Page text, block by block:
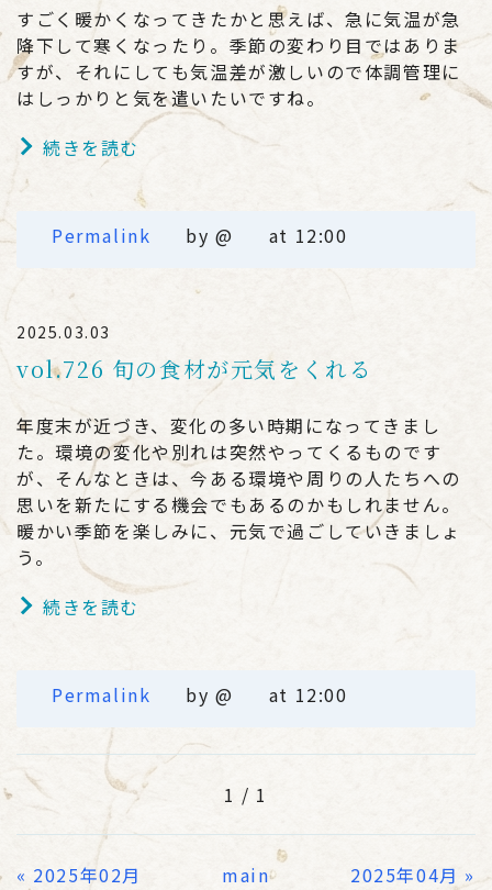
すごく暖かくなってきたかと思えば、急に気温が急
降下して寒くなったり。季節の変わり目ではありま
すが、それにしても気温差が激しいので体調管理に
はしっかりと気を遣いたいですね。
続きを読む
Permalink by @ at 12:00
2025.03.03
vol.726 旬の食材が元気をくれる
年度末が近づき、変化の多い時期になってきまし
た。環境の変化や別れは突然やってくるものです
が、そんなときは、今ある環境や周りの人たちへの
思いを新たにする機会でもあるのかもしれません。
暖かい季節を楽しみに、元気で過ごしていきましょ
う。
続きを読む
Permalink by @ at 12:00
1 / 1
« 2025年02月 main 2025年04月 »